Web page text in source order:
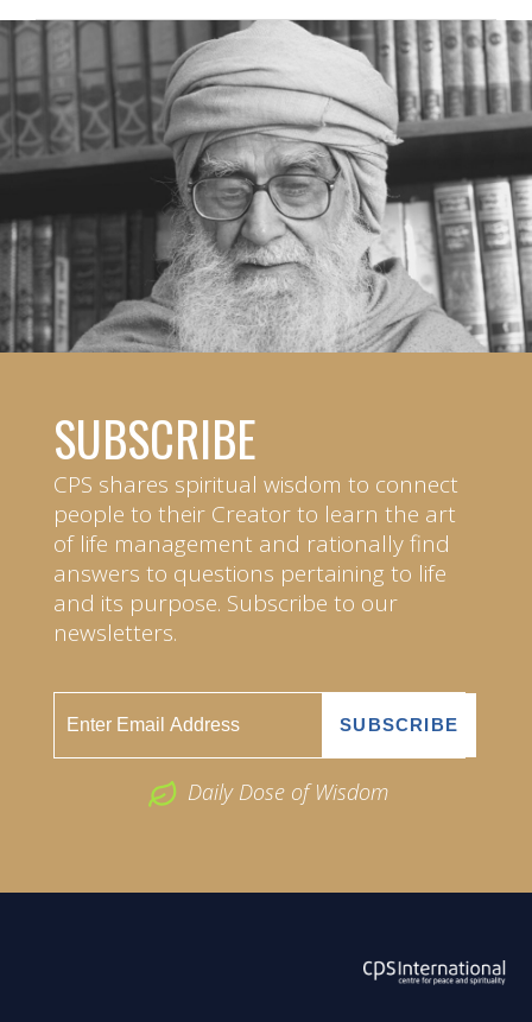
SUBSCRIBE
CPS shares spiritual wisdom to connect
people to their Creator to learn the art
of life management and rationally find
answers to questions pertaining to life
and its purpose. Subscribe to our
newsletters.
Daily Dose of Wisdom